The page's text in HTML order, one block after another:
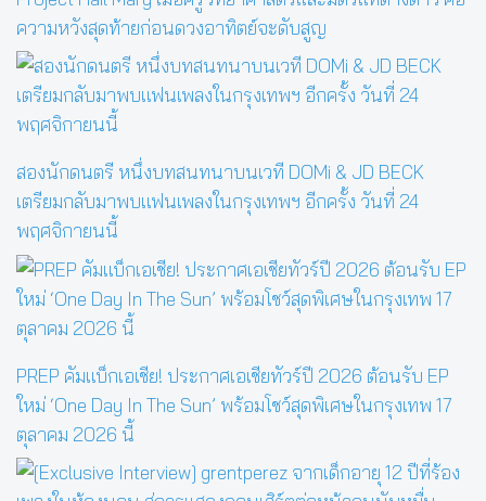
ความหวังสุดท้ายก่อนดวงอาทิตย์จะดับสูญ
สองนักดนตรี หนึ่งบทสนทนาบนเวที DOMi & JD BECK
เตรียมกลับมาพบแฟนเพลงในกรุงเทพฯ อีกครั้ง วันที่ 24
พฤศจิกายนนี้
PREP คัมแบ็กเอเชีย! ประกาศเอเชียทัวร์ปี 2026 ต้อนรับ EP
ใหม่ ‘One Day In The Sun’ พร้อมโชว์สุดพิเศษในกรุงเทพ 17
ตุลาคม 2026 นี้